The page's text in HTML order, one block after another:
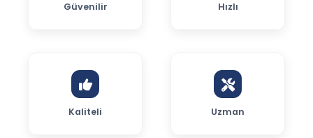
Güvenilir Hızlı
Kaliteli Uzman